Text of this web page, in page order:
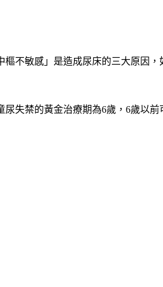
不敏感」是造成尿床的三大原因
失禁的黃金治療期為6歲，6歲以